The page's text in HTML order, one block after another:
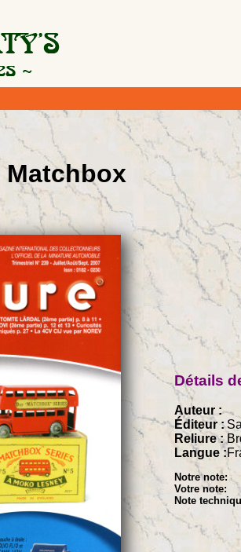
Matchbox
Détails
Auteur :
Éditeur :
Reliure :
Langue :
Notre note:
Votre note:
Note